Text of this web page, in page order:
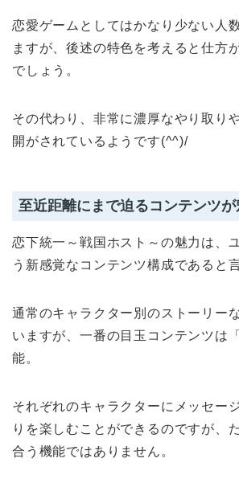
恋愛ゲームとしてはかなり少ない人
ますが、後述の特色を考えると仕方
でしょう。
その代わり、非常に濃厚なやり取り
開がされているようです(^^)/
至近距離にまで迫るコンテンツが
恋下統一～戦国ホスト～の魅力は、
う新感覚なコンテンツ構成であると
通常のキャラクター別のストーリー
いますが、一番の目玉コンテンツは「
能。
それぞれのキャラクターにメッセー
りを楽しむことができるのですが、
合う機能ではありません。